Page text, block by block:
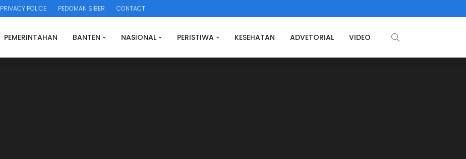
PRIVACY POLICE PEDOMAN SIBER CONTACT
PEMERINTAHAN BANTEN NASIONAL PERISTIWA KESEHATAN ADVETORIAL VIDEO